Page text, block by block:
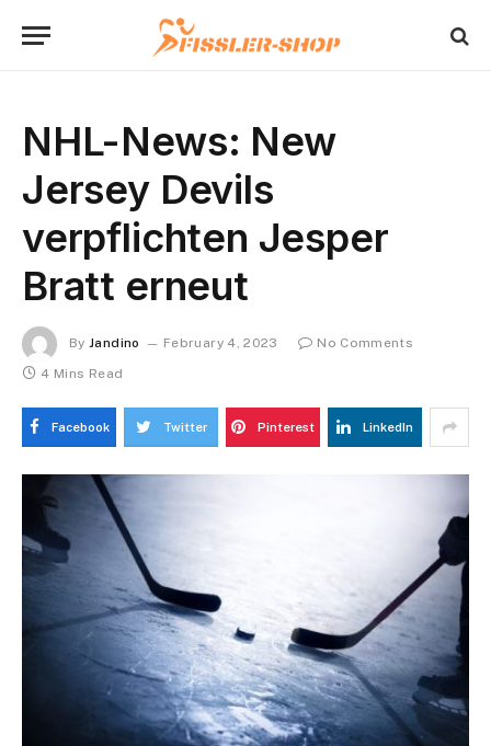
NHL-News: New
Jersey Devils
verpflichten Jesper
Bratt erneut
By Jandino February 4, 2023
No Comments
4 Mins Read
Facebook Twitter Pinterest LinkedIn